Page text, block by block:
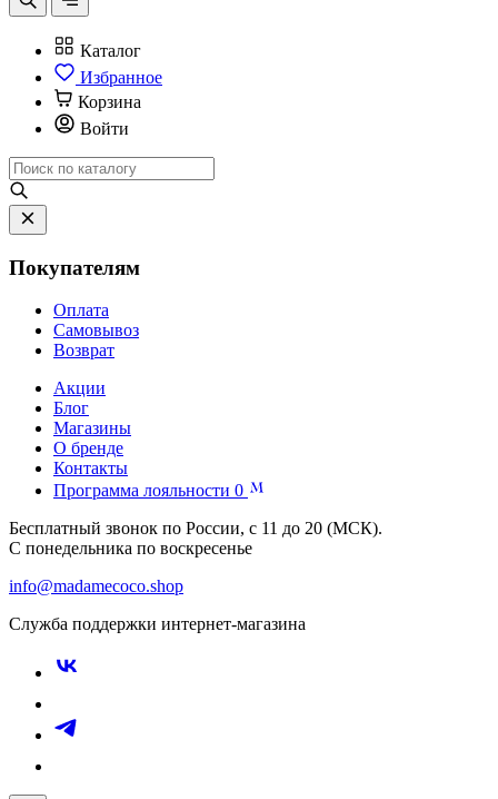
Каталог
Избранное
Корзина
Войти
Покупателям
Оплата
Самовывоз
Возврат
Акции
Блог
Магазины
О бренде
Контакты
Программа лояльности 0
Бесплатный звонок по России, с 11 до 20 (МСК).
С понедельника по воскресенье
info@madamecoco.shop
Служба поддержки интернет-магазина